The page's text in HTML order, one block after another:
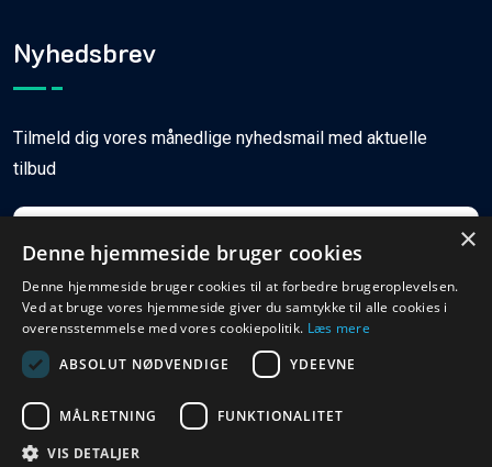
Nyhedsbrev
Tilmeld dig vores månedlige nyhedsmail med aktuelle
tilbud
Tilmeld
© Copyright Ferieboligweb.dk
×
Denne hjemmeside bruger cookies
Denne hjemmeside bruger cookies til at forbedre brugeroplevelsen.
Ved at bruge vores hjemmeside giver du samtykke til alle cookies i
overensstemmelse med vores cookiepolitik. Læs mere
ABSOLUT NØDVENDIGE
YDEEVNE
MÅLRETNING FUNKTIONALITET
VIS DETALJER